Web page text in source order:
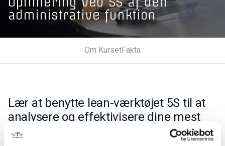
administrative funktion
Om KursetFakta
Lær at benytte lean-værktøjet 5S til at
analysere og effektivisere dine mest
almindelige administrative